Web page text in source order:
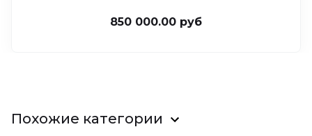
850 000.00 руб
Похожие категории